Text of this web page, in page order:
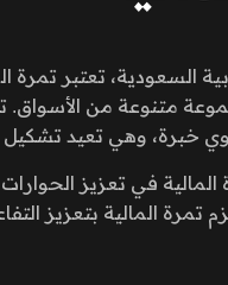
السعودية، تعتبر
متنوعة من الأسواق.
خبرة، وهي تعيد تشكيل
المالية في تعزيز
تمرة المالية بتعزيز